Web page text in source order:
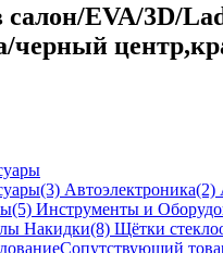
EVA/3D/
черный
(3) Автоэлектроника(2)
(5) Инструменты и
Накидки(8) Щётки
Сопутствующий